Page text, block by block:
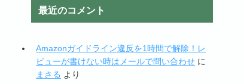
最近のコメント
Amazonガイドライン違反を1時間で解除！レ
ビューが書けない時はメールで問い合わせ に
まさる より